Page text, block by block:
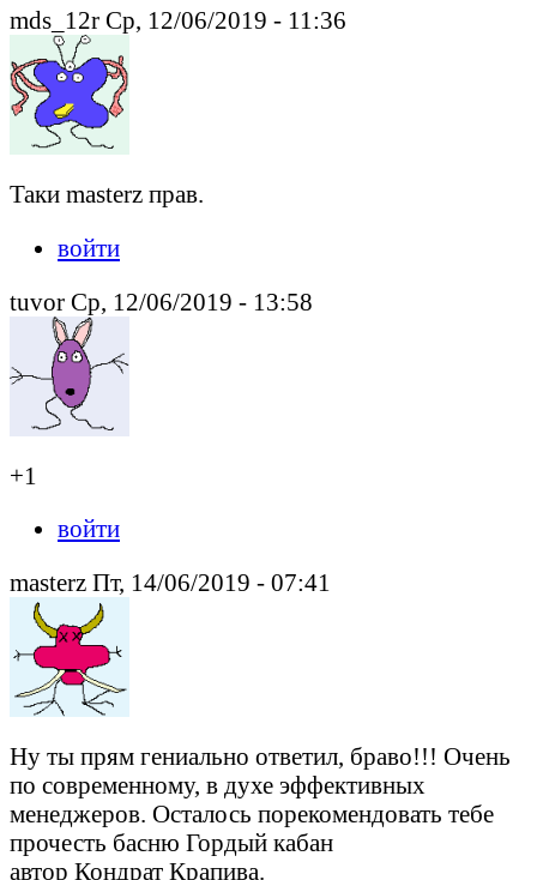
mds_12r Ср, 12/06/2019 - 11:36
Таки masterz прав.
войти
tuvor Ср, 12/06/2019 - 13:58
+1
войти
masterz Пт, 14/06/2019 - 07:41
Ну ты прям гениально ответил, браво!!! Очень
по современному, в духе эффективных
менеджеров. Осталось порекомендовать тебе
прочесть басню Гордый кабан
автор Кондрат Крапива.